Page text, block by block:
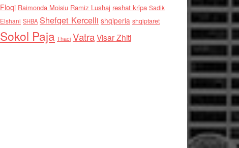
Floqi Raimonda Moisiu Ramiz Lushaj reshat kripa Sadik
Elshani SHBA Shefqet Kercelli shqiperia shqiptaret
Sokol Paja Thaci VatraVisar Zhiti